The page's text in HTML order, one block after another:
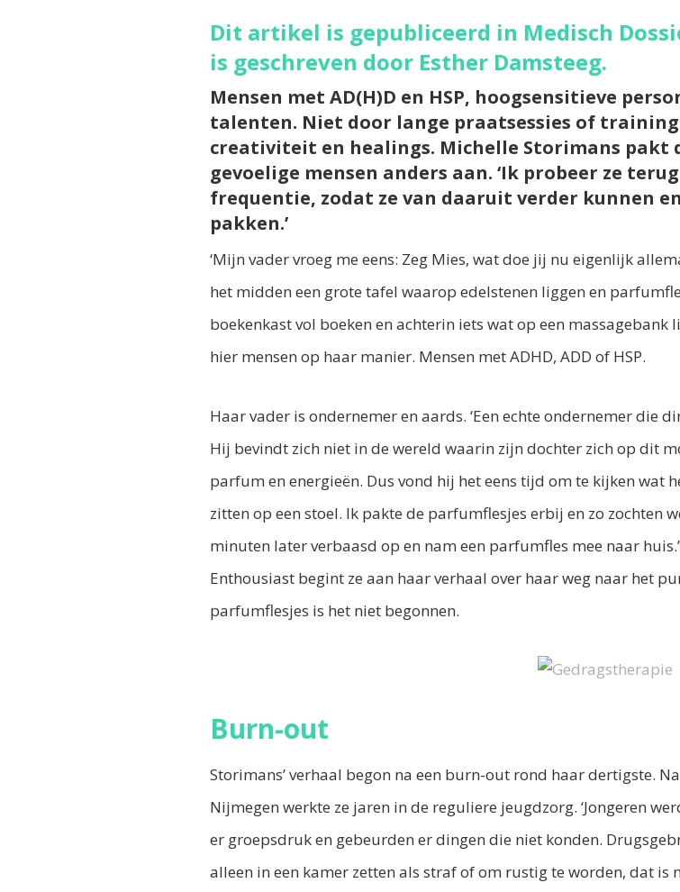
Dit artikel is gepubliceerd in Medisch
is geschreven door Esther Damsteeg.
Mensen met AD(H)D en HSP, hoogsensitieve
talenten. Niet door lange praatsessies of
creativiteit en healings. Michelle Storimans pakt
gevoelige mensen anders aan. ‘Ik probeer ze
frequentie, zodat ze van daaruit verder kunnen
pakken.’
‘Mijn vader vroeg me eens: Zeg Mies, wat doe jij nu eigenlijk
het midden een grote tafel waarop edelstenen liggen en
boekenkast vol boeken en achterin iets wat op een
hier mensen op haar manier. Mensen met ADHD, ADD of HSP.
Haar vader is ondernemer en aards. ‘Een echte ondernemer die
Hij bevindt zich niet in de wereld waarin zijn dochter zich op dit
parfum en energieën. Dus vond hij het eens tijd om te kijken wat
zitten op een stoel. Ik pakte de parfumflesjes erbij en zo zochten
minuten later verbaasd op en nam een parfumfles mee naar
Enthousiast begint ze aan haar verhaal over haar weg naar het
parfumflesjes is het niet begonnen.
Burn-out
Storimans’ verhaal begon na een burn-out rond haar dertigste.
Nijmegen werkte ze jaren in de reguliere jeugdzorg. ‘Jongeren
er groepsdruk en gebeurden er dingen die niet konden.
alleen in een kamer zetten als straf of om rustig te worden, dat is